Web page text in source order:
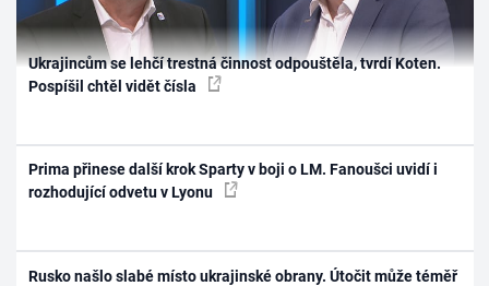
Ukrajincům se lehčí trestná činnost odpouštěla, tvrdí Koten.
Pospíšil chtěl vidět čísla
Prima přinese další krok Sparty v boji o LM. Fanoušci uvidí i
rozhodující odvetu v Lyonu
Rusko našlo slabé místo ukrajinské obrany. Útočit může téměř